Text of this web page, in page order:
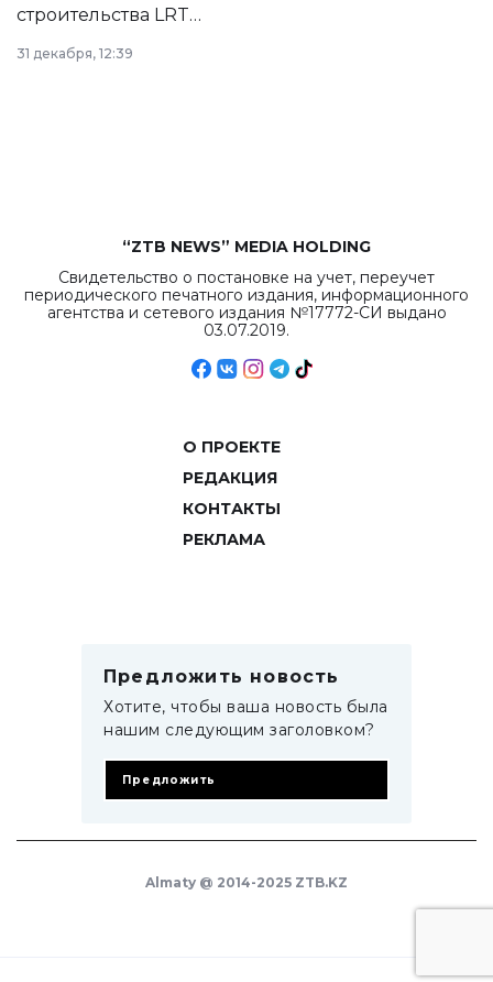
строительства LRT
в Астане из
республиканского
31 декабря, 12:39
“ZTB NEWS” MEDIA HOLDING
Свидетельство о постановке на учет, переучет
периодического печатного издания, информационного
агентства и сетевого издания №17772-СИ выдано
03.07.2019.
О ПРОЕКТЕ
РЕДАКЦИЯ
КОНТАКТЫ
РЕКЛАМА
Предложить новость
Хотите, чтобы ваша новость была
нашим следующим заголовком?
Предложить
Almaty @ 2014-2025 ZTB.KZ